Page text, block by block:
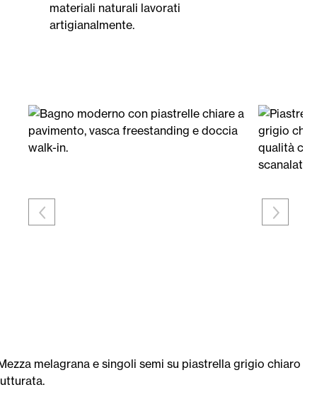
materiali naturali lavorati
artigianalmente.